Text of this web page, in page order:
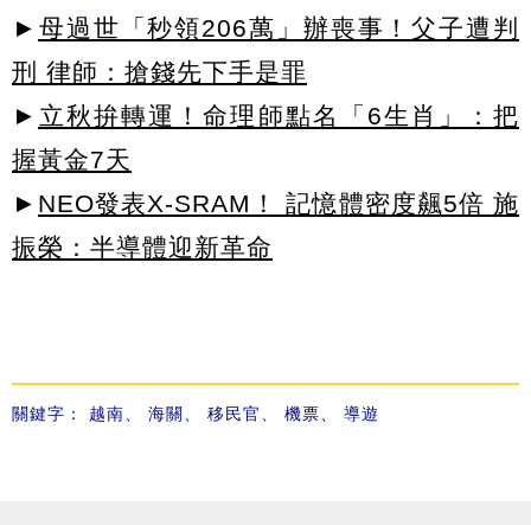
► 母過世「秒領206萬」辦喪事！父子遭判
刑 律師：搶錢先下手是罪
► 立秋拚轉運！命理師點名「6生肖」：把
握黃金7天
► NEO發表X-SRAM！ 記憶體密度飆5倍 施
振榮：半導體迎新革命
關鍵字： 越南、 海關、 移民官、 機票、 導遊